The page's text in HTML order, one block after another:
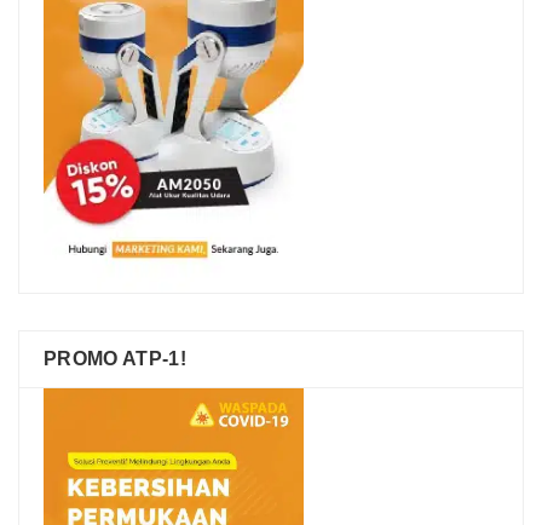
PROMO ATP-1!